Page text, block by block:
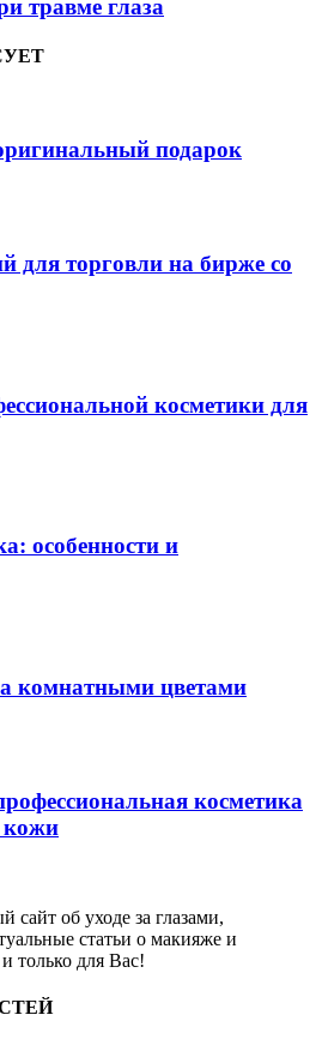
травме глаза
подарок
для торговли на бирже со
косметики для
особенности и
комнатными цветами
косметика
кожи
сайт об уходе за глазами,
статьи о макияже и
только для Вас!